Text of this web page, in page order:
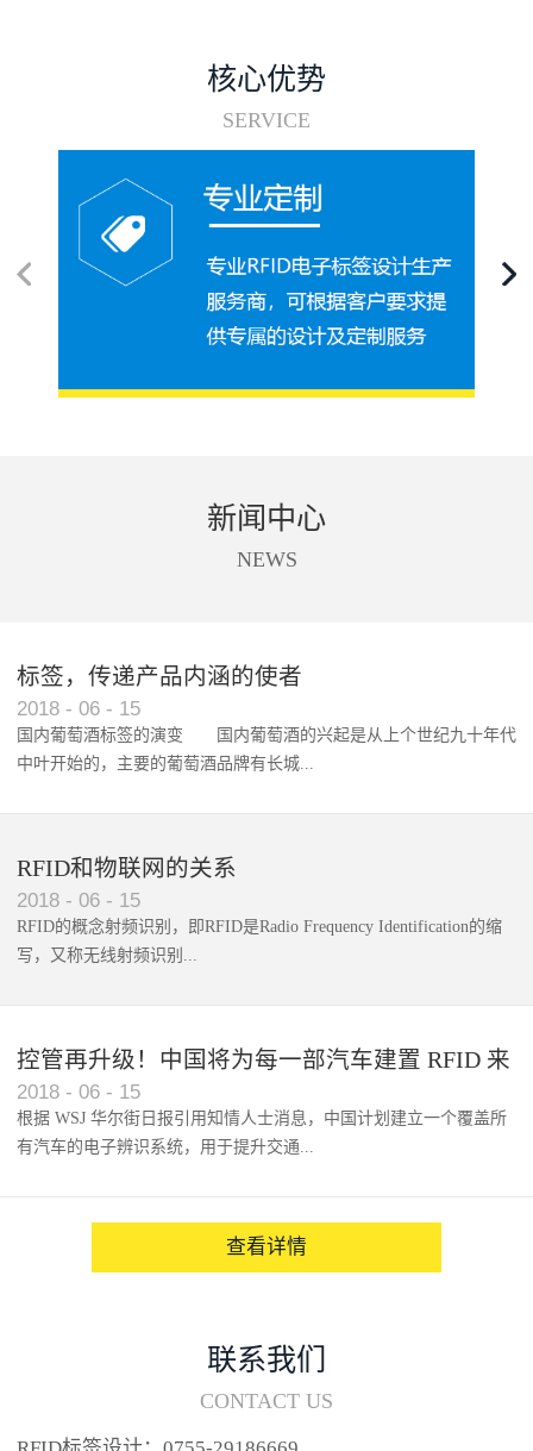
核心优势
SERVICE
新闻中心
NEWS
标签，传递产品内涵的使者
2018 - 06 - 15
国内葡萄酒标签的演变 国内葡萄酒的兴起是从上个世纪九十年代
中叶开始的，主要的葡萄酒品牌有长城...
RFID和物联网的关系
2018 - 06 - 15
RFID的概念射频识别，即RFID是Radio Frequency Identification的缩
写，又称无线射频识别...
控管再升级！中国将为每一部汽车建置 RFID 来
架构辨识系统
2018 - 06 - 15
根据 WSJ 华尔街日报引用知情人士消息，中国计划建立一个覆盖所
有汽车的电子辨识系统，用于提升交通...
查看详情
联系我们
CONTACT US